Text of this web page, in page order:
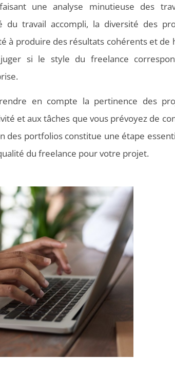
une analyse minutieuse des
du travail accompli, la diversité des
à produire des résultats cohérents et de
si le style du freelance
en compte la pertinence des
et aux tâches que vous prévoyez de
des portfolios constitue une étape
du freelance pour votre projet.